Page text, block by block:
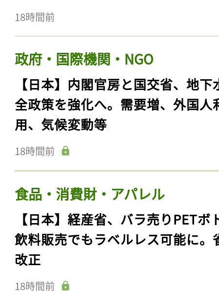
18時間前
政府・国際機関・NGO
【日本】内閣官房と国交省、地下
全政策を強化へ。需要増、外国人
用、気候変動等
18時間前
食品・消費財・アパレル
【日本】経産省、バラ売りPETボ
飲料販売でもラベルレス可能に。
改正
18時間前